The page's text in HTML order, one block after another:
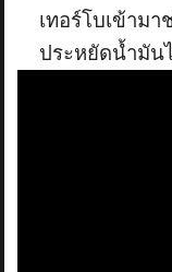
เทอร์โบเข้าม
ประหยัดน้ำมั